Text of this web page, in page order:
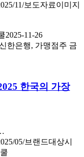
11/보도자료이미지
2025-11-26
한은행, 가맹점주 금
한국의 가장
05/브랜드대상시